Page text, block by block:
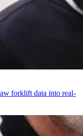
forklift data into real-